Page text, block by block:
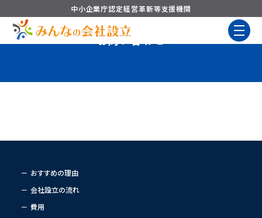
中小企業庁認定経営革新等支援機関
お問い合わせ
おすすめの理由
会社設立の流れ
費用